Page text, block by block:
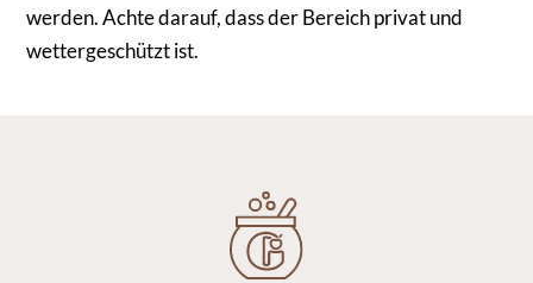
werden. Achte darauf, dass der Bereich privat und
wettergeschützt ist.